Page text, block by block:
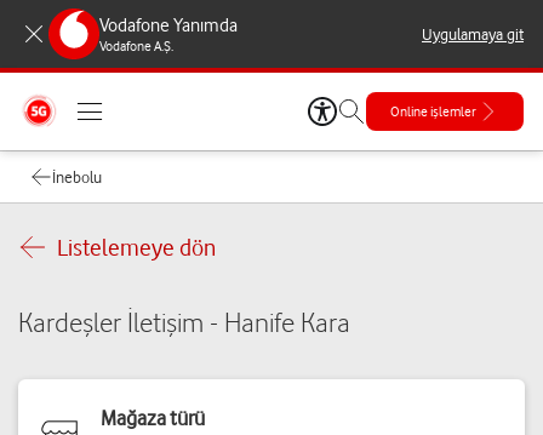
Vodafone Yanımda
Vodafone A.Ş.
Uygulamaya git
Online işlemler
İnebolu
Listelemeye dön
Kardeşler İletişim - Hanife Kara
Mağaza türü